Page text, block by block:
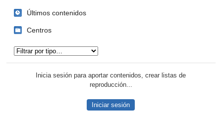
Últimos contenidos
Centros
Inicia sesión para aportar contenidos, crear listas de
reproducción...
Iniciar sesión